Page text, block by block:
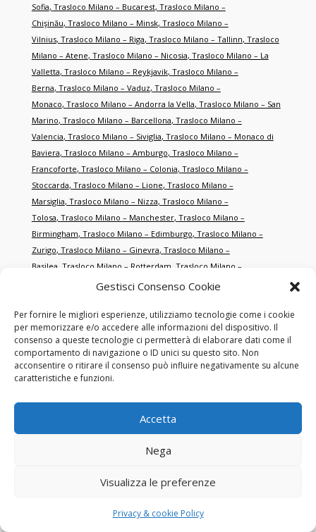
Gestisci Consenso Cookie
Per fornire le migliori esperienze, utilizziamo tecnologie come i cookie
per memorizzare e/o accedere alle informazioni del dispositivo. Il
consenso a queste tecnologie ci permetterà di elaborare dati come il
comportamento di navigazione o ID unici su questo sito. Non
acconsentire o ritirare il consenso può influire negativamente su alcune
caratteristiche e funzioni.
Accetta
Nega
Visualizza le preferenze
Privacy & cookie Policy
Sofia, Trasloco Milano – Bucarest, Trasloco Milano –
Chişinău, Trasloco Milano – Minsk, Trasloco Milano –
Vilnius, Trasloco Milano – Riga, Trasloco Milano – Tallinn, Trasloco
Milano – Atene, Trasloco Milano – Nicosia, Trasloco Milano – La
Valletta, Trasloco Milano – Reykjavik, Trasloco Milano –
Berna, Trasloco Milano – Vaduz, Trasloco Milano –
Monaco, Trasloco Milano – Andorra la Vella, Trasloco Milano – San
Marino, Trasloco Milano – Barcellona, Trasloco Milano –
Valencia, Trasloco Milano – Siviglia, Trasloco Milano – Monaco di
Baviera, Trasloco Milano – Amburgo, Trasloco Milano –
Francoforte, Trasloco Milano – Colonia, Trasloco Milano –
Stoccarda, Trasloco Milano – Lione, Trasloco Milano –
Marsiglia, Trasloco Milano – Nizza, Trasloco Milano –
Tolosa, Trasloco Milano – Manchester, Trasloco Milano –
Birmingham, Trasloco Milano – Edimburgo, Trasloco Milano –
Zurigo, Trasloco Milano – Ginevra, Trasloco Milano –
Basilea Trasloco Milano – Rotterdam Trasloco Milano –
Trasloco Milano – Porto
Trasloco Milano –
Brno,Trasloco Milano – Salisburgo ,Trasloco Milano –
Graz,Trasloco Milano – Salonicco,Trasloco Milano –
Trasloco Milano – Istanbul
Antalya,Trasloco Milano – Dubai,Trasloco Milano – Abu
Dhabi,Trasloco Milano – Doha
Trasloco Milano – Tokyo
Trasloco Milano – Pechino
Trasloco Milano – San
Trasloco Milano – Washington
Trasloco Milano –